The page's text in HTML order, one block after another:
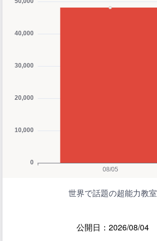
世界で話題の超能力教室
公開日：2026/08/04